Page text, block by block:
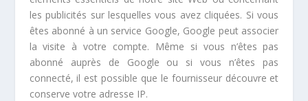
les publicités sur lesquelles vous avez cliquées. Si vous
êtes abonné à un service Google, Google peut associer
la visite à votre compte. Même si vous n’êtes pas
abonné auprès de Google ou si vous n’êtes pas
connecté, il est possible que le fournisseur découvre et
conserve votre adresse IP.